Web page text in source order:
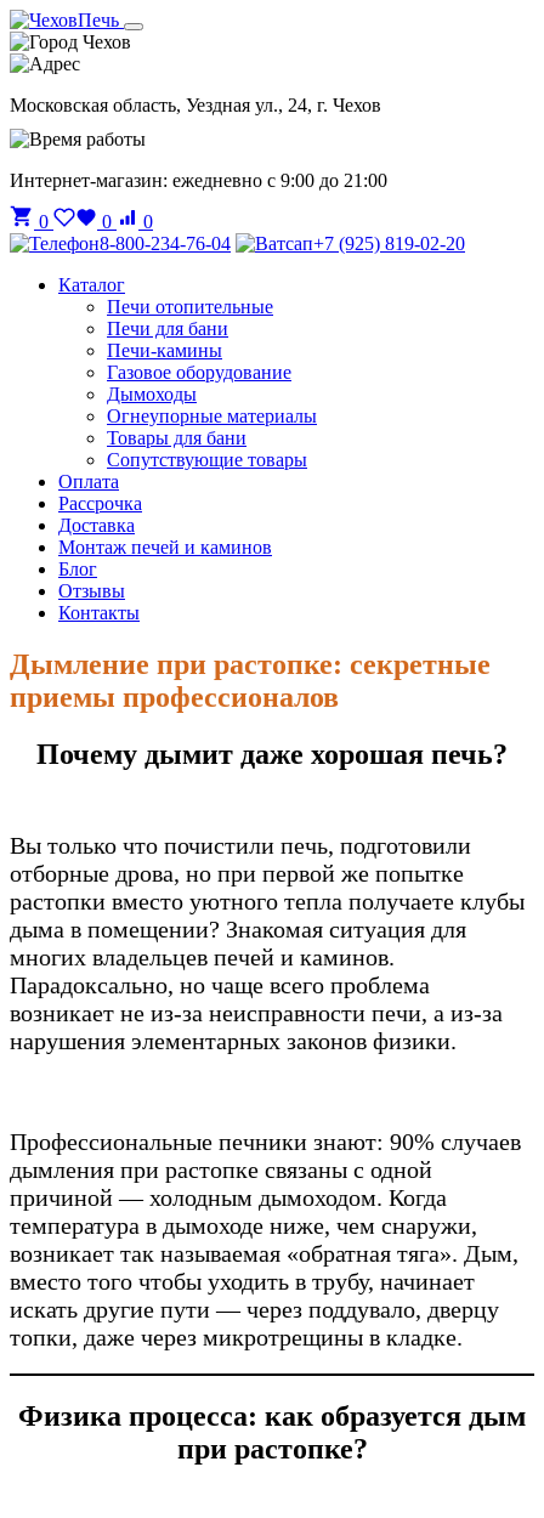
Чехов
Московская область, Уездная ул., 24, г. Чехов
Интернет-магазин: ежедневно с 9:00 до 21:00
0
0
0
8-800-234-76-04
+7 (925) 819-02-20
Каталог
Печи отопительные
Печи для бани
Печи-камины
Газовое оборудование
Дымоходы
Огнеупорные материалы
Товары для бани
Сопутствующие товары
Оплата
Рассрочка
Доставка
Монтаж печей и каминов
Блог
Отзывы
Контакты
Дымление при растопке: секретные
приемы профессионалов
Почему дымит даже хорошая печь?
Вы только что почистили печь, подготовили
отборные дрова, но при первой же попытке
растопки вместо уютного тепла получаете клубы
дыма в помещении? Знакомая ситуация для
многих владельцев печей и каминов.
Парадоксально, но чаще всего проблема
возникает не из-за неисправности печи, а из-за
нарушения элементарных законов физики.
Профессиональные печники знают: 90% случаев
дымления при растопке связаны с одной
причиной — холодным дымоходом. Когда
температура в дымоходе ниже, чем снаружи,
возникает так называемая «обратная тяга». Дым,
вместо того чтобы уходить в трубу, начинает
искать другие пути — через поддувало, дверцу
топки, даже через микротрещины в кладке.
Физика процесса: как образуется дым
при растопке?